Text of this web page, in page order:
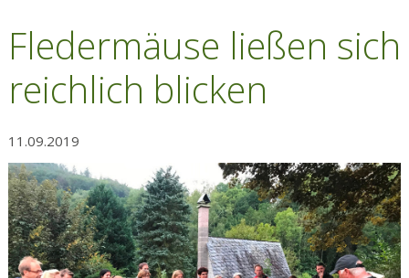
Fledermäuse ließen sich
reichlich blicken
11.09.2019